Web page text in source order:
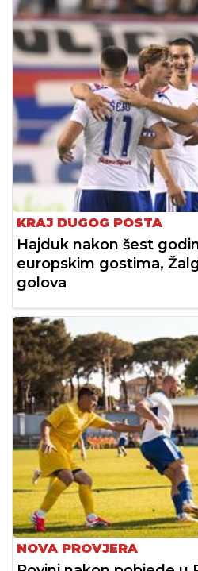
KRAJ DUGOG POSTA
Hajduk nakon šest
europskim gostima,
golova
NOVA PROVJERA